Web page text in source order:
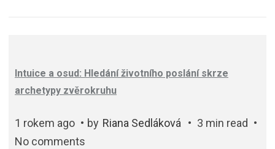
Intuice a osud: Hledání životního poslání skrze
archetypy zvěrokruhu
1 rokem ago by Riana Sedláková
3 min read
No comments